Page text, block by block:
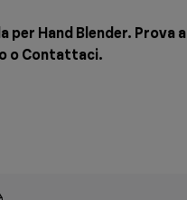
per Hand Blender. Prova a
o Contattaci.